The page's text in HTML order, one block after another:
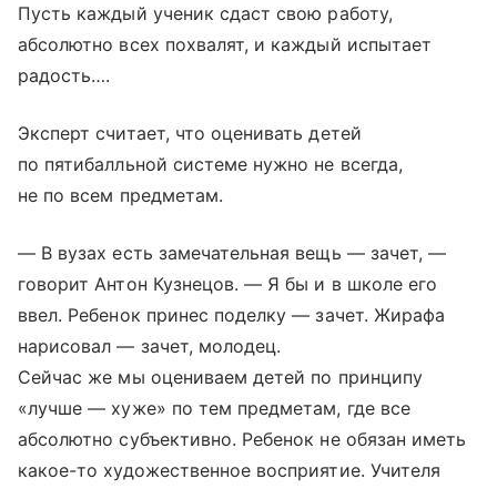
Пусть каждый ученик сдаст свою работу,
абсолютно всех похвалят, и каждый испытает
радость….
Эксперт считает, что оценивать детей
по пятибалльной системе нужно не всегда,
не по всем предметам.
— В вузах есть замечательная вещь — зачет, —
говорит Антон Кузнецов. — Я бы и в школе его
ввел. Ребенок принес поделку — зачет. Жирафа
нарисовал — зачет, молодец.
Сейчас же мы оцениваем детей по принципу
«лучше — хуже» по тем предметам, где все
абсолютно субъективно. Ребенок не обязан иметь
какое-то художественное восприятие. Учителя